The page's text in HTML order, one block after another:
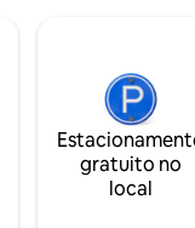
gratuito no
local